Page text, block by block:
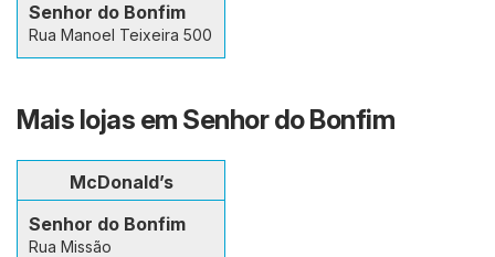
Senhor do Bonfim
Rua Manoel Teixeira 500
Mais lojas em Senhor do Bonfim
McDonald’s
Senhor do Bonfim
Rua Missão